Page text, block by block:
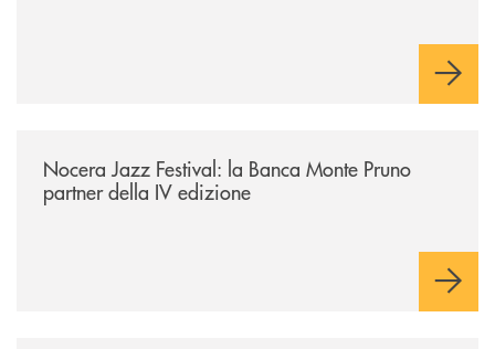
Nocera Jazz Festival: la Banca Monte Pruno
partner della IV edizione